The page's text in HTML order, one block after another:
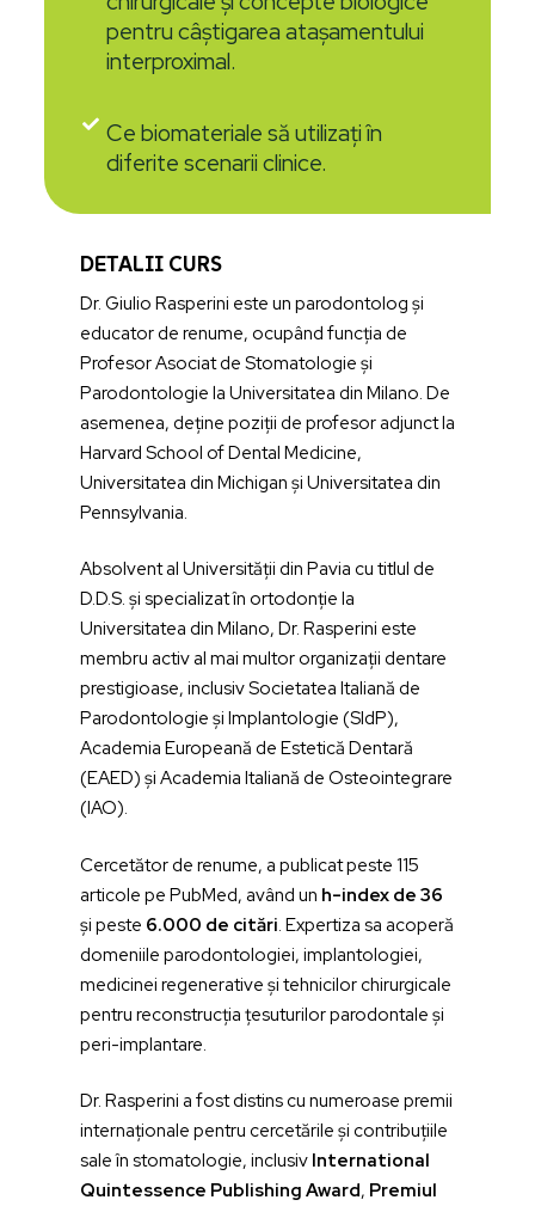
pentru câștigarea atașamentului
interproximal.
Ce biomateriale să utilizați în
diferite scenarii clinice.
DETALII CURS
Dr. Giulio Rasperini este un parodontolog și
educator de renume, ocupând funcția de
Profesor Asociat de Stomatologie și
Parodontologie la Universitatea din Milano. De
asemenea, deține poziții de profesor adjunct la
Harvard School of Dental Medicine,
Universitatea din Michigan și Universitatea din
Pennsylvania.
Absolvent al Universității din Pavia cu titlul de
D.D.S. și specializat în ortodonție la
Universitatea din Milano, Dr. Rasperini este
membru activ al mai multor organizații dentare
prestigioase, inclusiv Societatea Italiană de
Parodontologie și Implantologie (SIdP),
Academia Europeană de Estetică Dentară
(EAED) și Academia Italiană de Osteointegrare
(IAO).
Cercetător de renume, a publicat peste 115
articole pe PubMed, având un h-index de 36
și peste 6.000 de citări. Expertiza sa acoperă
domeniile parodontologiei, implantologiei,
medicinei regenerative și tehnicilor chirurgicale
pentru reconstrucția țesuturilor parodontale și
peri-implantare.
Dr. Rasperini a fost distins cu numeroase premii
internaționale pentru cercetările și contribuțiile
sale în stomatologie, inclusiv International
Quintessence Publishing Award, Premiul